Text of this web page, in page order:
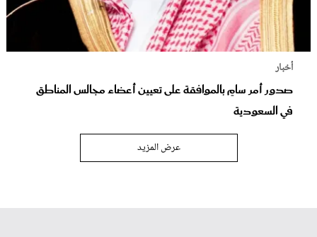
أخبار
صدور أمر سامٍ بالموافقة على تعيين أعضاء مجالس المناطق
في السعودية
عرض المزيد